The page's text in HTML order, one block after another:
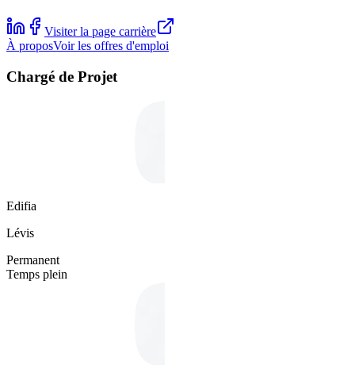
Visiter la page carrière
À proposVoir les offres d'emploi
Chargé de Projet
Edifia
Lévis
Permanent
Temps plein